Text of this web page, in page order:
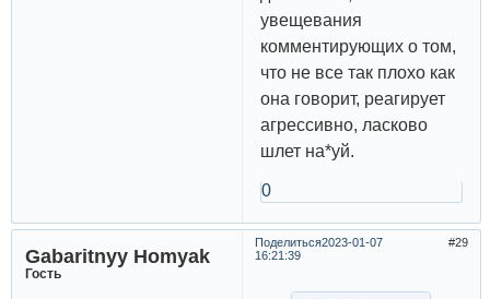
увещевания
комментирующих о том,
что не все так плохо как
она говорит, реагирует
агрессивно, ласково
шлет на*уй.
0
Поделиться 29
2023-01-07
16:21:39
Gabaritnyy Homyak
Гость